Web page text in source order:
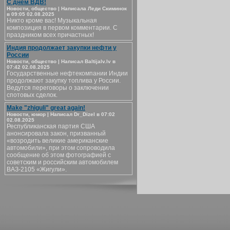
С днём ВДВ!
Новости, общество | Написала Леди Скиминок
в 09:05 02.08.2025
Никто кроме вас! Музыкальная
композиция в первом комментарии. С
праздником всех причастных!
Индия продолжает закупки нефти у
России
Новости, общество | Написал Baltijalv.lv в
07:42 02.08.2025
Государственные нефтекомпании Индии
продолжают закупку топлива у России.
Ведутся переговоры о заключении
спотовых сделок.
Make "zhiguli" great again!
Новости, юмор | Написал Dr_Dizel в 07:02
02.08.2025
Республиканская партия США
анонсировала закон, призванный
«возродить великие американские
автомобили», при этом сопроводила
сообщение об этом фотографией с
советским и российским автомобилем
ВАЗ-2105 «Жигули».